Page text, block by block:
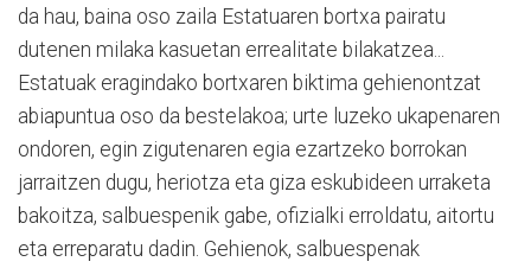
da hau, baina oso zaila Estatuaren bortxa pairatu
dutenen milaka kasuetan errealitate bilakatzea...
Estatuak eragindako bortxaren biktima gehienontzat
abiapuntua oso da bestelakoa; urte luzeko ukapenaren
ondoren, egin zigutenaren egia ezartzeko borrokan
jarraitzen dugu, heriotza eta giza eskubideen urraketa
bakoitza, salbuespenik gabe, ofizialki erroldatu, aitortu
eta erreparatu dadin. Gehienok, salbuespenak